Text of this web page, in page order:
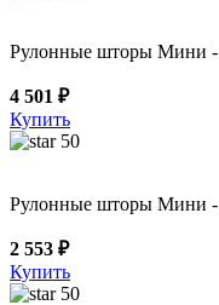
Рулонные шторы Мини -
4 501 ₽
Купить
50
Рулонные шторы Мини
2 553 ₽
Купить
50